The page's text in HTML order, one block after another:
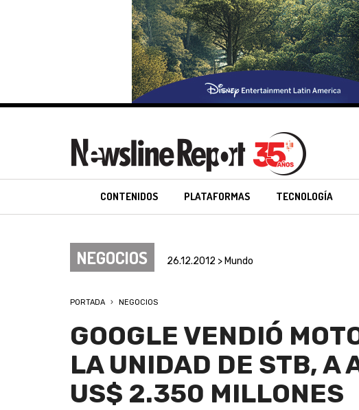
CONTENIDOS PLATAFORMAS TECNOLOGÍA
NEGOCIOS 26.12.2012 > Mundo
PORTADA NEGOCIOS
GOOGLE VENDIÓ
LA UNIDAD DE STB, A
US$ 2.350 MILLONES